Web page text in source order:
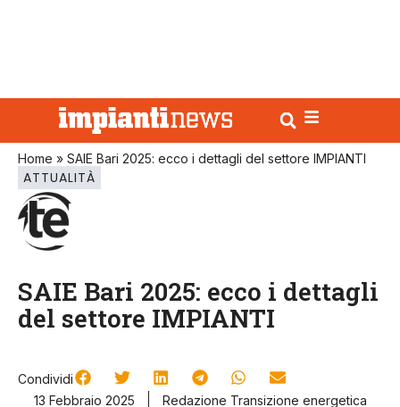
Home » SAIE Bari 2025: ecco i dettagli del settore IMPIANTI
ATTUALITÀ
SAIE Bari 2025: ecco i dettagli
del settore IMPIANTI
Condividi
13 Febbraio 2025
Redazione Transizione energetica